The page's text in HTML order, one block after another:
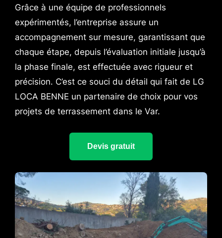
Grâce à une équipe de professionnels
expérimentés, l’entreprise assure un
accompagnement sur mesure, garantissant que
chaque étape, depuis l’évaluation initiale jusqu’à
la phase finale, est effectuée avec rigueur et
précision. C’est ce souci du détail qui fait de LG
LOCA BENNE un partenaire de choix pour vos
projets de terrassement dans le Var.
Devis gratuit